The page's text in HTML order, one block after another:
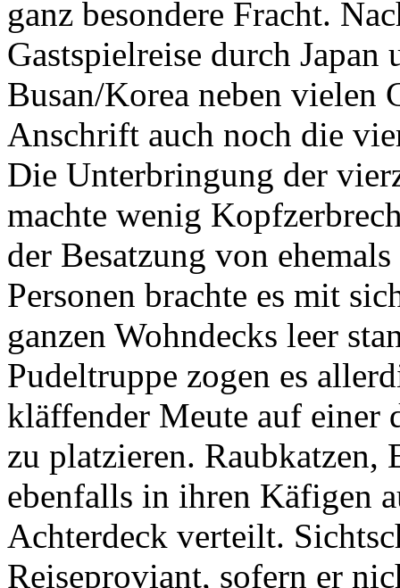
ganz besondere Fracht.
Gastspielreise durch
Busan/Korea neben vielen
Anschrift auch noch die
Die Unterbringung der
machte wenig
der Besatzung von
Personen brachte es mit
ganzen Wohndecks leer
Pudeltruppe zogen es
kläffender Meute auf einer
zu platzieren.
ebenfalls in ihren Käfigen
Achterdeck verteilt.
Reiseproviant, sofern er